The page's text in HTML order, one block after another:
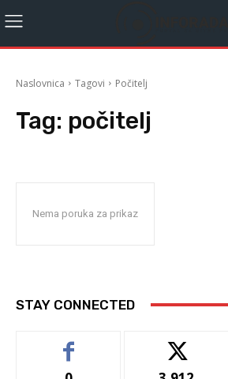
Naslovnica Tagovi Počitelj
Tag: počitelj
Nema poruka za prikaz
STAY CONNECTED